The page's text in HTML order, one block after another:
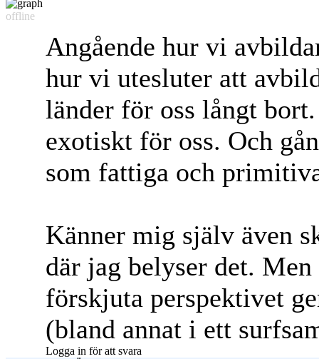
offline
Angående hur vi
hur vi utesluter att
länder för oss långt
exotiskt för oss. Och
som fattiga och
Känner mig själv även
där jag belyser det.
förskjuta perspektivet
(bland annat i ett
Logga in för att svara